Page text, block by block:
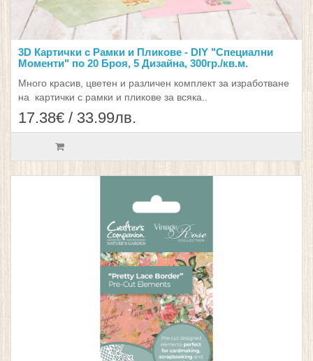
3D Картички с Рамки и Пликове - DIY "Специални
Моменти" по 20 Броя, 5 Дизайна, 300гр./кв.м.
Много красив, цветен и различен комплект за изработване
на картички с рамки и пликове за всяка..
17.38€ / 33.99лв.